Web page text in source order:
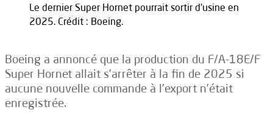
Le dernier Super Hornet pourrait sortir d'usine en
2025. Crédit : Boeing.
Boeing a annoncé que la production du F/A-18E/F
Super Hornet allait s’arrêter à la fin de 2025 si
aucune nouvelle commande à l’export n’était
enregistrée.